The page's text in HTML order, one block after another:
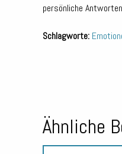
persönliche
Schlagworte:
Ähnliche